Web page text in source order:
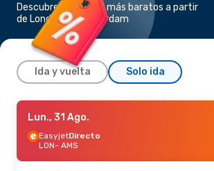
Descubre los vuelos más baratos a partir
de Londres a Ámsterdam
Ida y vuelta Solo ida
Jue., 3 Set.- Dom., 6 Set.
EasyjetDirecto
LON- AMS
AMS- LON
Lun., 31 Ago.
EasyjetDirecto
LON- AMS